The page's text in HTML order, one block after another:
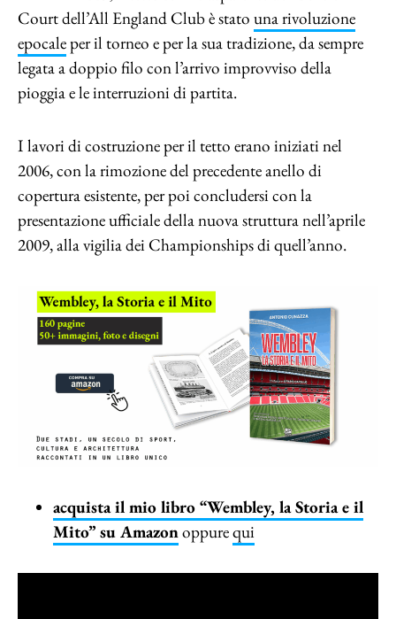
Court dell’All England Club è stato una rivoluzione
epocaleper il torneo e per la sua tradizione, da sempre
legata a doppio filo con l’arrivo improvviso della
pioggia e le interruzioni di partita.
I lavori di costruzione per il tetto erano iniziati nel
2006, con la rimozione del precedente anello di
copertura esistente, per poi concludersi con la
presentazione ufficiale della nuova struttura nell’aprile
2009, alla vigilia dei Championships di quell’anno.
acquista il mio libro “Wembley, la Storia e il
Mito” su Amazonoppurequi